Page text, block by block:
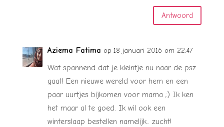
Antwoord
Aziema Fatima op 18 januari 2016 om 22:47
Wat spannend dat je kleintje nu naar de psz
gaat! Een nieuwe wereld voor hem en een
paar uurtjes bijkomen voor mama ;) Ik ken
het maar al te goed. Ik wil ook een
winterslaap bestellen namelijk.. zucht!